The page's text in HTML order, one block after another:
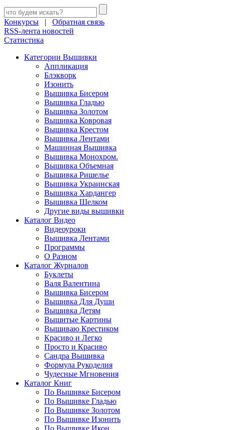
Конкурсы | Обратная связь
RSS-лента новостей
Статистика
Категории Вышивки
Аппликация
Блэкворк
Изонить
Вышивка Бисером
Вышивка Гладью
Вышивка Золотом
Вышивка Ковровая
Вышивка Крестом
Вышивка Лентами
Машинная Вышивка
Вышивка Монохром.
Вышивка Объемная
Вышивка Ришелье
Вышивка Украинская
Вышивка Хардангер
Вышивка Шелком
Другие виды вышивки
Каталог Видео
Видеоуроки
Вышивка Лентами
Программы
О Разном
Каталог Журналов
Буклеты
Валя Валентина
Вышивка Бисером
Вышивка Для Души
Вышивка Детям
Вышитые Картины
Вышиваю Крестиком
Красиво и Легко
Просто и Красиво
Сандра Вышивка
Формула Рукоделия
Чудесные Мгновения
Каталог Книг
По Вышивке Бисером
По Вышивке Гладью
По Вышивке Золотом
По Вышивке Изонить
По Вышивке Икон